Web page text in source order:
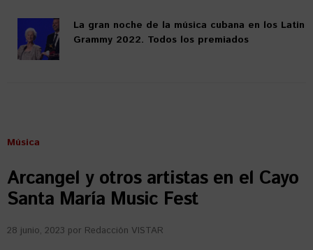
La gran noche de la música cubana en los Latin
Grammy 2022. Todos los premiados
Música
Arcangel y otros artistas en el Cayo
Santa María Music Fest
28 junio, 2023 por Redacción VISTAR